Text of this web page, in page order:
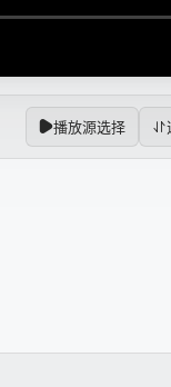
播放源选择